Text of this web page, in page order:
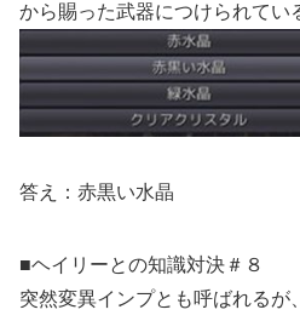
から賜った武器につけられてい
答え：赤黒い水晶
■ヘイリーとの知識対決＃８
突然変異インプとも呼ばれるが